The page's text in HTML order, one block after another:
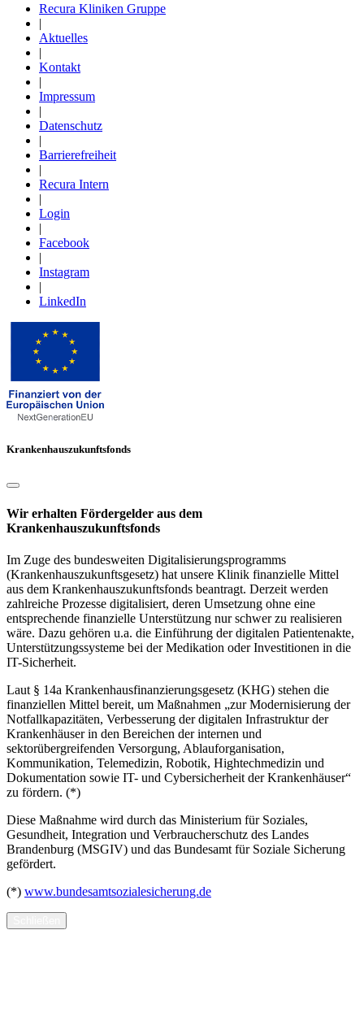
Recura Kliniken Gruppe
|
Aktuelles
|
Kontakt
|
Impressum
|
Datenschutz
|
Barrierefreiheit
|
Recura Intern
|
Login
|
Facebook
|
Instagram
|
LinkedIn
Krankenhauszukunftsfonds
Wir erhalten Fördergelder aus dem
Krankenhauszukunftsfonds
Im Zuge des bundesweiten Digitalisierungsprogramms
(Krankenhauszukunftsgesetz) hat unsere Klinik finanzielle Mittel
aus dem Krankenhauszukunftsfonds beantragt. Derzeit werden
zahlreiche Prozesse digitalisiert, deren Umsetzung ohne eine
entsprechende finanzielle Unterstützung nur schwer zu realisieren
wäre. Dazu gehören u.a. die Einführung der digitalen Patientenakte,
Unterstützungssysteme bei der Medikation oder Investitionen in die
IT-Sicherheit.
Laut § 14a Krankenhausfinanzierungsgesetz (KHG) stehen die
finanziellen Mittel bereit, um Maßnahmen „zur Modernisierung der
Notfallkapazitäten, Verbesserung der digitalen Infrastruktur der
Krankenhäuser in den Bereichen der internen und
sektorübergreifenden Versorgung, Ablauforganisation,
Kommunikation, Telemedizin, Robotik, Hightechmedizin und
Dokumentation sowie IT- und Cybersicherheit der Krankenhäuser“
zu fördern. (*)
Diese Maßnahme wird durch das Ministerium für Soziales,
Gesundheit, Integration und Verbraucherschutz des Landes
Brandenburg (MSGIV) und das Bundesamt für Soziale Sicherung
gefördert.
(*) www.bundesamtsozialesicherung.de